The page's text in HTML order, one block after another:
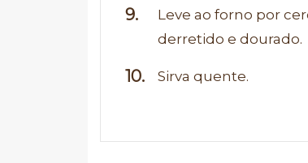
Leve ao forno por
derretido e dourado.
Sirva quente.